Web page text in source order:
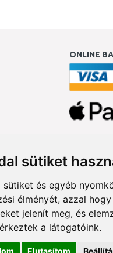
sütiket
sütiket és egyéb
élményét, azzal
jelenít meg, és
a látogatóink.
Elutasítom
ONLINE